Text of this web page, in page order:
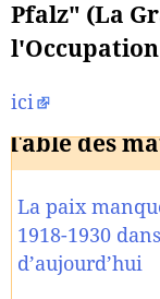
Pfalz" (La
l'Occupation
ici
Table des
La paix
1918-1930
d’aujourd’hui